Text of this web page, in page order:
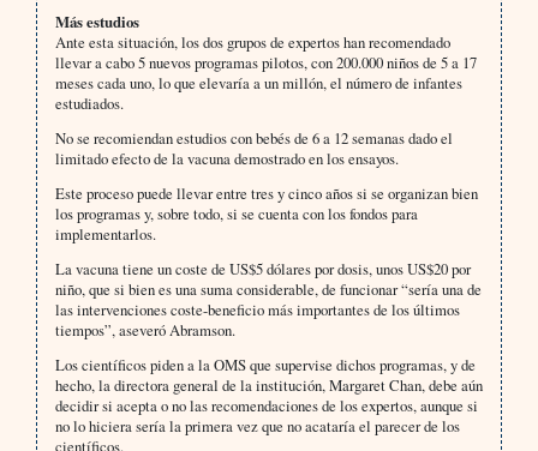
Más estudios
Ante esta situación, los dos grupos de expertos han recomendado
llevar a cabo 5 nuevos programas pilotos, con 200.000 niños de 5 a 17
meses cada uno, lo que elevaría a un millón, el número de infantes
estudiados.
No se recomiendan estudios con bebés de 6 a 12 semanas dado el
limitado efecto de la vacuna demostrado en los ensayos.
Este proceso puede llevar entre tres y cinco años si se organizan bien
los programas y, sobre todo, si se cuenta con los fondos para
implementarlos.
La vacuna tiene un coste de US$5 dólares por dosis, unos US$20 por
niño, que si bien es una suma considerable, de funcionar “sería una de
las intervenciones coste-beneficio más importantes de los últimos
tiempos”, aseveró Abramson.
Los científicos piden a la OMS que supervise dichos programas, y de
hecho, la directora general de la institución, Margaret Chan, debe aún
decidir si acepta o no las recomendaciones de los expertos, aunque si
no lo hiciera sería la primera vez que no acataría el parecer de los
científicos.